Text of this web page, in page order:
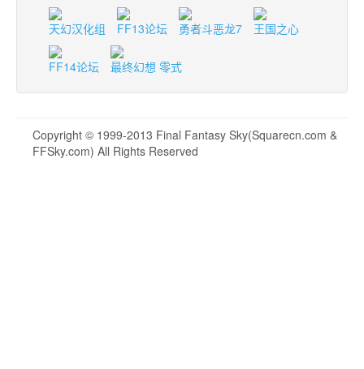
天幻汉化组 FF13论坛 勇者斗恶龙7 王国之心
FF14论坛 最终幻想 零式
Copyright © 1999-2013 Final Fantasy Sky(Squarecn.com &
FFSky.com) All Rights Reserved